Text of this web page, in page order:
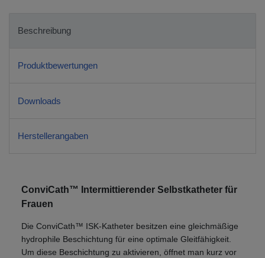
Beschreibung
Produktbewertungen
Downloads
Herstellerangaben
ConviCath™ Intermittierender Selbstkatheter für
Frauen
Die ConviCath™ ISK-Katheter besitzen eine gleichmäßige
hydrophile Beschichtung für eine optimale Gleitfähigkeit.
Um diese Beschichtung zu aktivieren, öffnet man kurz vor